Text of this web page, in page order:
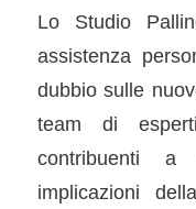
Lo Studio
assistenza
dubbio sulle
team di
contribuenti a
implicazioni